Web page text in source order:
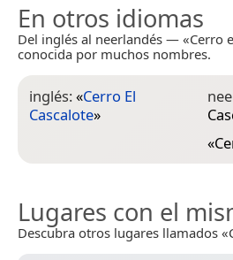
En otros idiomas
Del inglés al neerlandés — «Cerro
conocida por muchos nombres.
inglés:«Cerro El
Cascalote»
«
Lugares con el
Descubra otros lugares llamados